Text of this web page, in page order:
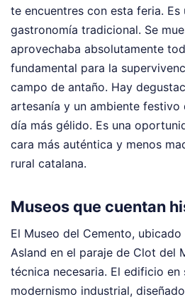
te encuentres con esta feria. Es
gastronomía tradicional. Se
aprovechaba absolutamente
fundamental para la
campo de antaño. Hay
artesanía y un ambiente festivo
día más gélido. Es una
cara más auténtica y menos
rural catalana.
Museos que cuentan
El Museo del Cemento,
Asland en el paraje de Clot del
técnica necesaria. El edificio en
modernismo industrial,